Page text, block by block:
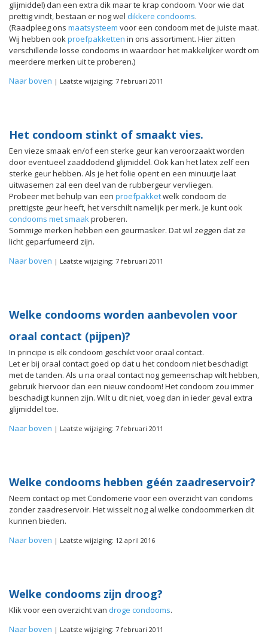
glijmiddel) dan een extra dik maar te krap condoom. Voor wie dat
prettig vindt, bestaan er nog wel dikkere condooms.
(Raadpleeg ons maatsysteem voor een condoom met de juiste maat.
Wij hebben ookproefpakketten in ons assortiment. Hier zitten
verschillende losse condooms in waardoor het makkelijker wordt om
meerdere merken uit te proberen.)
Naar boven | Laatste wijziging: 7 februari 2011
Het condoom stinkt of smaakt vies.
Een vieze smaak en/of een sterke geur kan veroorzaakt worden
door eventueel zaaddodend glijmiddel. Ook kan het latex zelf een
sterke geur hebben. Als je het folie opent en een minuutje laat
uitwasemen zal een deel van de rubbergeur vervliegen.
Probeer met behulp van een proefpakketwelk condoom de
prettigste geur heeft, het verschilt namelijk per merk. Je kunt ook
condooms met smaakproberen.
Sommige merken hebben een geurmasker. Dat wil zeggen dat ze
licht geparfumeerd zijn.
Naar boven | Laatste wijziging: 7 februari 2011
Welke condooms worden aanbevolen voor
oraal contact (pijpen)?
In principe is elk condoom geschikt voor oraal contact.
Let er bij oraal contact goed op dat u het condoom niet beschadigt
met de tanden. Als u na oraal contact nog gemeenschap wilt hebben,
gebruik hiervoor dan een nieuw condoom! Het condoom zou immer
beschadigt kunnen zijn. Wilt u dit niet, voeg dan in ieder geval extra
glijmiddel toe.
Naar boven | Laatste wijziging: 7 februari 2011
Welke condooms hebben géén zaadreservoir?
Neem contact op met Condomerie voor een overzicht van condoms
zonder zaadreservoir. Het wisselt nog al welke condoommerken dit
kunnen bieden.
Naar boven | Laatste wijziging: 12 april 2016
Welke condooms zijn droog?
Klik voor een overzicht van droge condooms.
Naar boven | Laatste wijziging: 7 februari 2011